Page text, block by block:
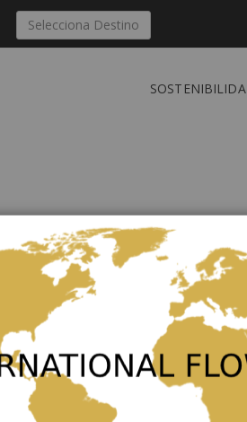
Selecciona Destino
Enviar
Sea el
Tan bajo como
63,00 €